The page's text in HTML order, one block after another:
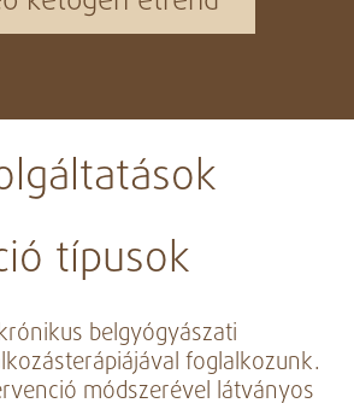
típusok
belgyógyászati
foglalkozunk.
módszerével látványos